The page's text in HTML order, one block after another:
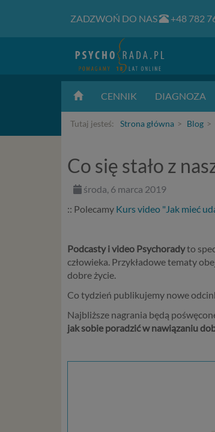
ZADZWOŃ DO NAS +48 782
CENNIK DIAGNOZA
Tutaj jesteś: Strona główna Blog
Co się stało z
środa, 6 marca 2019
:: Polecamy Kurs video "Jak mieć
Podcasty i video Psychoradyto
człowieka. Przykładowe tematy
dobre życie.
Co tydzień publikujemy nowe
Najbliższe nagrania będą
jak sobie poradzić w nawiązaniu